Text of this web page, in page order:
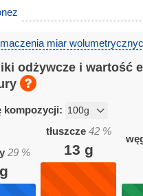
miar
odżywcze i wartość
kompozycji:
29 %
g
tłuszcze 42%
13 g